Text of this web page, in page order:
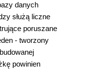
danych
służą liczne
poruszane
- tworzony
powinien